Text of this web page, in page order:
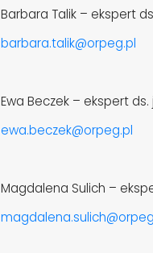
Barbara Talik – ekspert
barbara.talik@orpeg.pl
Ewa Beczek – ekspert
ewa.beczek@orpeg.pl
Magdalena Sulich –